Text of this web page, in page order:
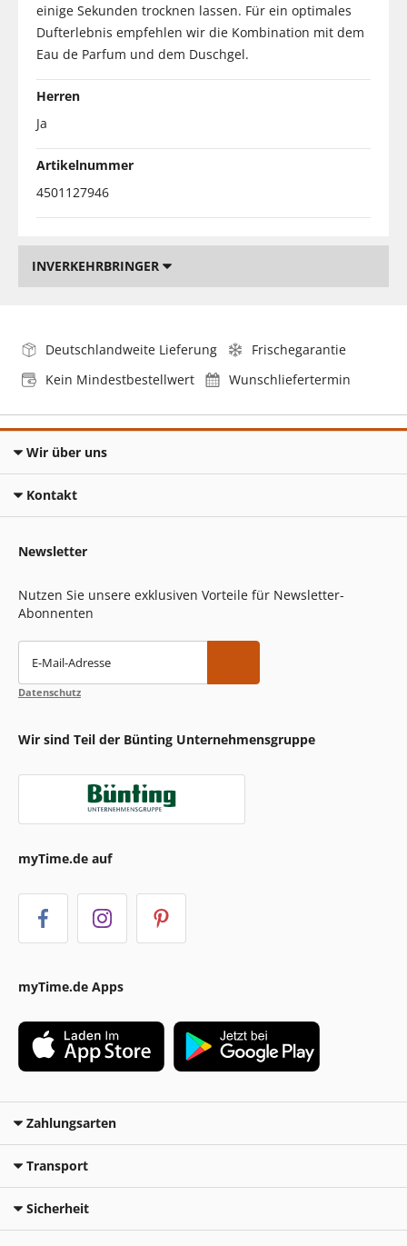
einige Sekunden trocknen lassen. Für ein optimales
Dufterlebnis empfehlen wir die Kombination mit dem
Eau de Parfum und dem Duschgel.
Herren
Ja
Artikelnummer
4501127946
INVERKEHRBRINGER
Deutschlandweite Lieferung
Frischegarantie
Kein Mindestbestellwert
Wunschliefertermin
Wir über uns
Kontakt
Newsletter
Nutzen Sie unsere exklusiven Vorteile für Newsletter-
Abonnenten
E-Mail-Adresse
Datenschutz
Wir sind Teil der Bünting Unternehmensgruppe
myTime.de auf
myTime.de Apps
Zahlungsarten
Transport
Sicherheit